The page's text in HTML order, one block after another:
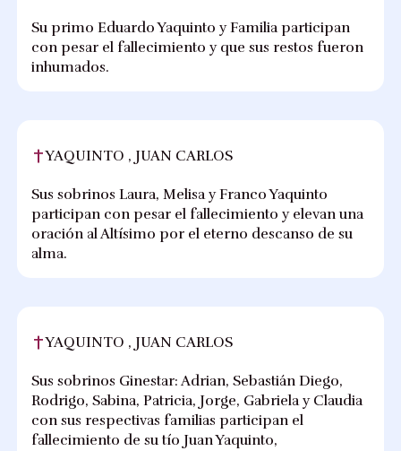
Su primo Eduardo Yaquinto y Familia participan
con pesar el fallecimiento y que sus restos fueron
inhumados.
YAQUINTO , JUAN CARLOS
Sus sobrinos Laura, Melisa y Franco Yaquinto
participan con pesar el fallecimiento y elevan una
oración al Altísimo por el eterno descanso de su
alma.
YAQUINTO , JUAN CARLOS
Sus sobrinos Ginestar: Adrian, Sebastián Diego,
Rodrigo, Sabina, Patricia, Jorge, Gabriela y Claudia
con sus respectivas familias participan el
fallecimiento de su tío Juan Yaquinto,